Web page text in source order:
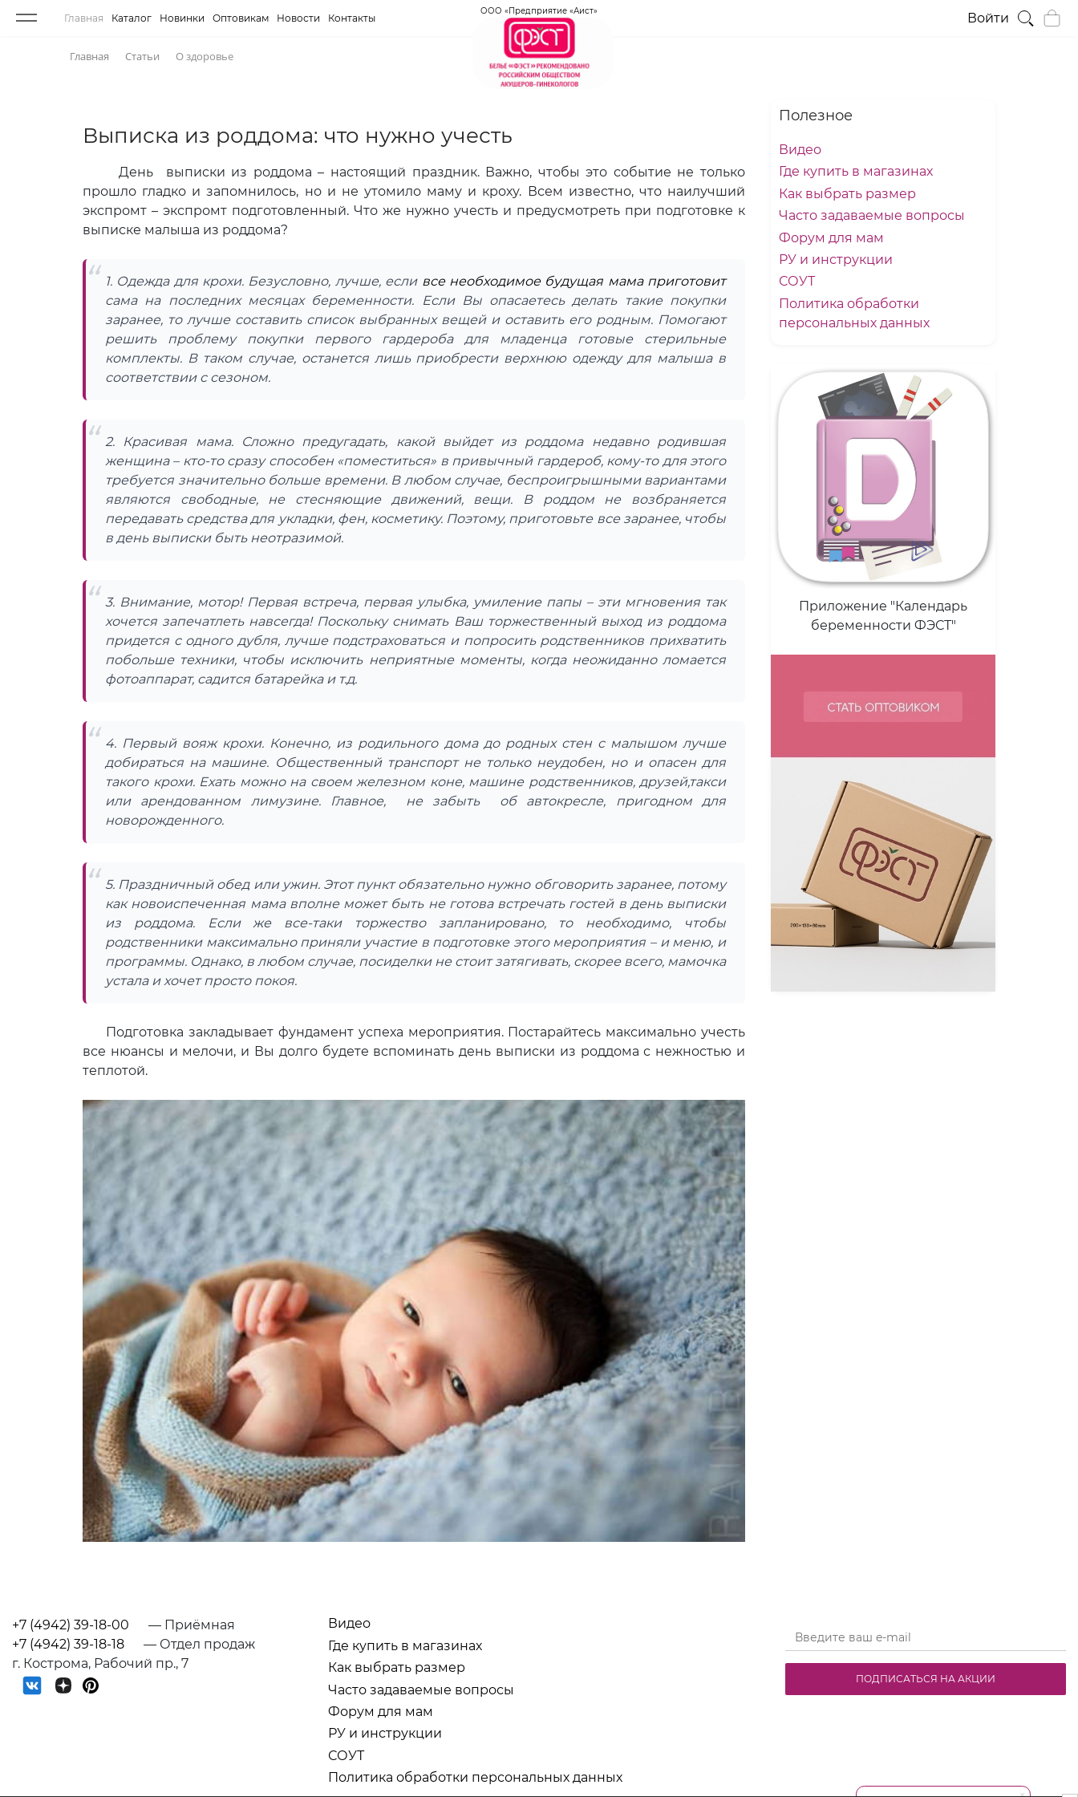
Главная Каталог Новинки Оптовикам Новости Контакты
ООО «Предприятие «Аист» Войти
Главная Статьи О здоровье
Выписка из роддома: что нужно учесть
День выписки из роддома – настоящий праздник. Важно, чтобы это событие не только
прошло гладко и запомнилось, но и не утомило маму и кроху. Всем известно, что наилучший
экспромт – экспромт подготовленный. Что же нужно учесть и предусмотреть при подготовке к
выписке малыша из роддома?
1. Одежда для крохи. Безусловно, лучше, если все необходимое будущая мама приготовит
сама на последних месяцах беременности. Если Вы опасаетесь делать такие покупки
заранее, то лучше составить список выбранных вещей и оставить его родным. Помогают
решить проблему покупки первого гардероба для младенца готовые стерильные
комплекты. В таком случае, останется лишь приобрести верхнюю одежду для малыша в
соответствии с сезоном.
2. Красивая мама. Сложно предугадать, какой выйдет из роддома недавно родившая
женщина – кто-то сразу способен «поместиться» в привычный гардероб, кому-то для этого
требуется значительно больше времени. В любом случае, беспроигрышными вариантами
являются свободные, не стесняющие движений, вещи. В роддом не возбраняется
передавать средства для укладки, фен, косметику. Поэтому, приготовьте все заранее, чтобы
в день выписки быть неотразимой.
3. Внимание, мотор! Первая встреча, первая улыбка, умиление папы – эти мгновения так
хочется запечатлеть навсегда! Поскольку снимать Ваш торжественный выход из роддома
придется с одного дубля, лучше подстраховаться и попросить родственников прихватить
побольше техники, чтобы исключить неприятные моменты, когда неожиданно ломается
фотоаппарат, садится батарейка и т.д.
4. Первый вояж крохи. Конечно, из родильного дома до родных стен с малышом лучше
добираться на машине. Общественный транспорт не только неудобен, но и опасен для
такого крохи. Ехать можно на своем железном коне, машине родственников, друзей,такси
или арендованном лимузине. Главное, не забыть об автокресле, пригодном для
новорожденного.
5. Праздничный обед или ужин. Этот пункт обязательно нужно обговорить заранее, потому
как новоиспеченная мама вполне может быть не готова встречать гостей в день выписки
из роддома. Если же все-таки торжество запланировано, то необходимо, чтобы
родственники максимально приняли участие в подготовке этого мероприятия – и меню, и
программы. Однако, в любом случае, посиделки не стоит затягивать, скорее всего, мамочка
устала и хочет просто покоя.
Подготовка закладывает фундамент успеха мероприятия. Постарайтесь максимально учесть
все нюансы и мелочи, и Вы долго будете вспоминать день выписки из роддома с нежностью и
теплотой.
Полезное
Видео
Где купить в магазинах
Как выбрать размер
Часто задаваемые вопросы
Форум для мам
РУ и инструкции
СОУТ
Политика обработки
персональных данных
Приложение "Календарь
беременности ФЭСТ"
+7 (4942) 39-18-00
— Приёмная
+7 (4942) 39-18-18
— Отдел продаж
г. Кострома, Рабочий пр., 7
Видео
Где купить в магазинах
Как выбрать размер
Часто задаваемые вопросы
Форум для мам
РУ и инструкции
СОУТ
Политика обработки персональных данных
ПОДПИСАТЬСЯ НА АКЦИИ